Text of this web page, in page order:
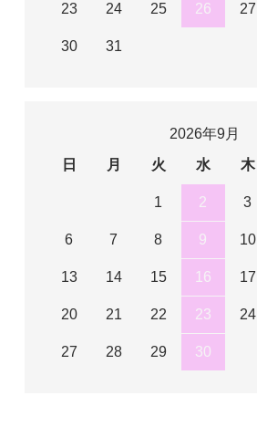
23 24 25 26 27
30 31
2026年9月
日
月 火 水 木
1 2 3
6 7 8 9 10
13 14 15 16 17
20 21 22 23 24
27 28 29 30